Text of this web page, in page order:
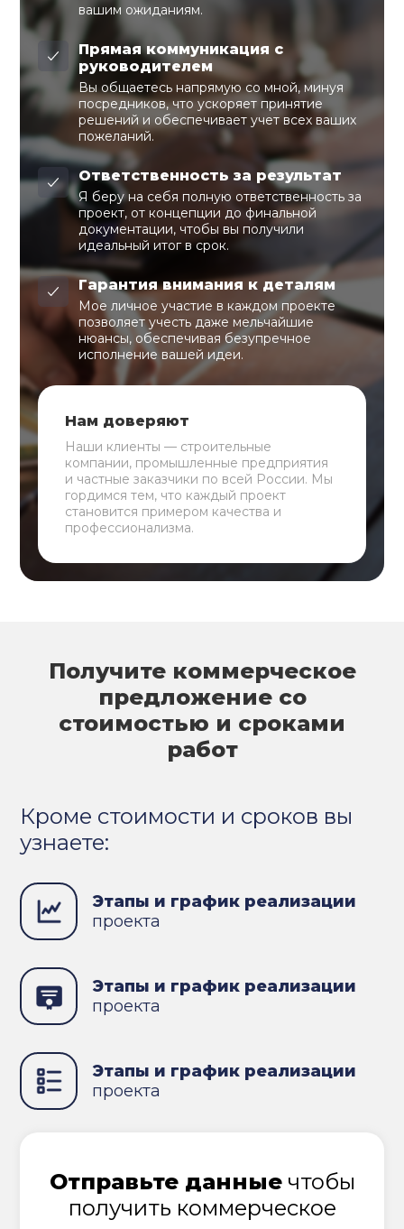
вашим ожиданиям.
Прямая коммуникация с
руководителем
Вы общаетесь напрямую со мной, минуя
посредников, что ускоряет принятие
решений и обеспечивает учет всех ваших
пожеланий.
Ответственность за результат
Я беру на себя полную ответственность за
проект, от концепции до финальной
документации, чтобы вы получили
идеальный итог в срок.
Гарантия внимания к деталям
Мое личное участие в каждом проекте
позволяет учесть даже мельчайшие
нюансы, обеспечивая безупречное
исполнение вашей идеи.
Нам доверяют
Наши клиенты — строительные
компании, промышленные предприятия
и частные заказчики по всей России. Мы
гордимся тем, что каждый проект
становится примером качества и
профессионализма.
Получите коммерческое
предложение со
стоимостью и сроками
работ
Кроме стоимости и сроков вы
узнаете:
Этапы и график реализации
проекта
Этапы и график реализации
проекта
Этапы и график реализации
проекта
Отправьте данныечтобы
получить коммерческое